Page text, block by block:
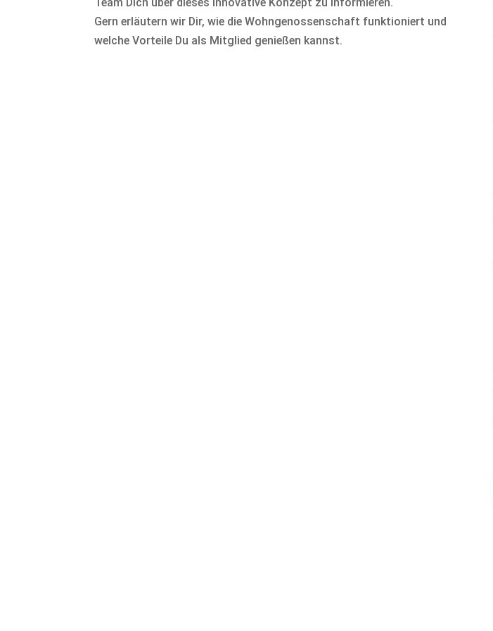
Team Dich über dieses innovative Konzept zu informieren.
Gern erläutern wir Dir, wie die Wohngenossenschaft funktioniert und
welche Vorteile Du als Mitglied genießen kannst.